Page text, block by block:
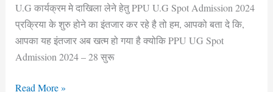
U.G कार्यक्रम मे दाखिला लेने हेतु PPU U.G Spot Admission 2024
प्रक्रिया के शुरु होने का इंतजार कर रहे है तो हम, आपको बता दे कि,
आपका यह इंतजार अब खत्म हो गया है क्योकि PPU UG Spot
Admission 2024 – 28 सुरू
सकते
है
APPLY!
Read More »